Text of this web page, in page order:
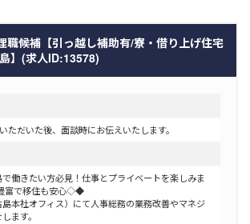
職候補【引っ越し補助有/寮・借り上げ住宅
】(求人ID:13578)
だいた後、面談時にお伝えいたします。
働きたい方必見！仕事とプライベートを楽しみま
富で移住も安心◇◆
本社オフィス）にて人事総務の業務改善やマネジ
ます。